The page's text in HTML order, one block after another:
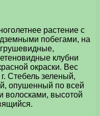
растение с
побегами, на
клубни
окраски. Вес
Стебель зеленый,
опушенный по всей
волосками, высотой